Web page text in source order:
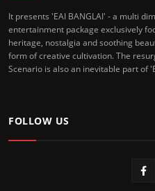
It presents 'EAI BANGLAI' - a multi
entertainment package exclusively
heritage, nostalgia and soothing
form of creative cultivation. The
Scenario is also an inevitable part of
FOLLOW US